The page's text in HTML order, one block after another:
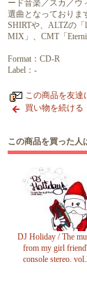
ード音楽／スカ／ウ
選曲となっておりま
SHIRTや、ALTZの
MIX」、CMT「
Format：CD-R
Label：-
この商品を友達
買い物を続ける
この商品を買った人
DJ Holiday / The
from my girl
console stereo.